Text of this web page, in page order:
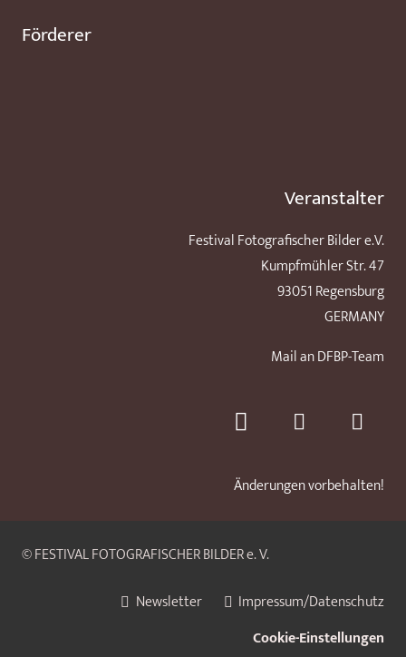
Förderer
Veranstalter
Festival Fotografischer Bilder e.V.
Kumpfmühler Str. 47
93051 Regensburg
GERMANY
Mail an DFBP-Team
Änderungen vorbehalten!
© FESTIVAL FOTOGRAFISCHER BILDER e. V.
Newsletter
Impressum/Datenschutz
Cookie-Einstellungen